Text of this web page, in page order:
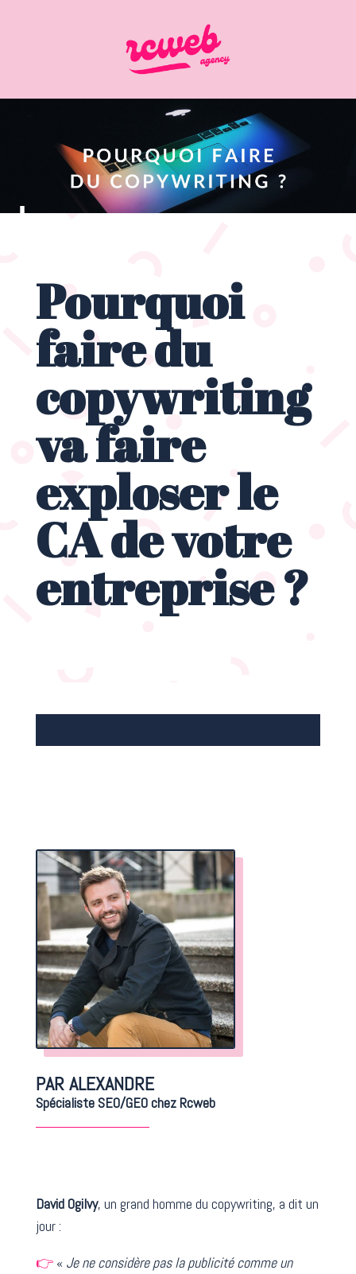
Pourquoi
faire du
copywriting
va faire
exploser le
CA de votre
entreprise ?
PAR ALEXANDRE
Spécialiste SEO/GEO chez Rcweb
David Ogilvy, un grand homme du copywriting, a dit un
jour :
👉« Je ne considère pas la publicité comme un